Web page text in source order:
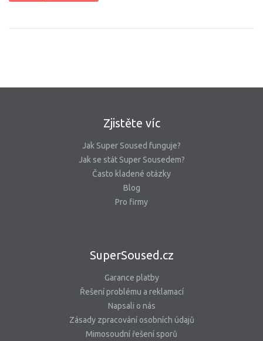
Zjistěte víc
Jak Super Soused funguje?
Jak se stát Super Sousedem?
Často kladené otázky
Blog
Pro firmy
SuperSoused.cz
Garance platby
Řešení problému a reklamací
Napsali o nás
Zásady zpracování osobních údajů
Mimosoudní řešení sporů